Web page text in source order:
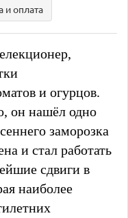
и оплата
и огурцов.
он нашёл одно
заморозка
и стал работать
сдвиги в
наиболее